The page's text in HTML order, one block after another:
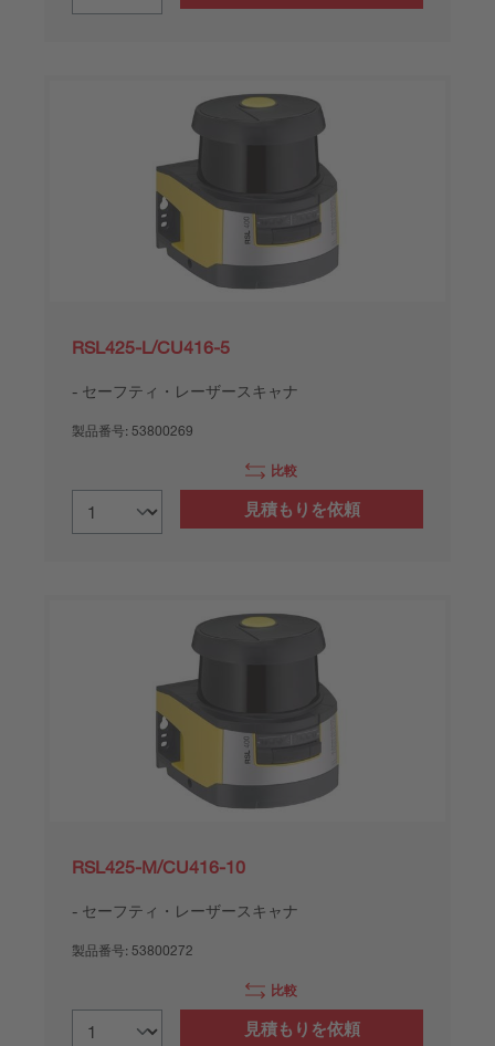
RSL425-L/CU416-5
セーフティ・レーザースキャナ
製品番号: 53800269
比較
見積もりを依頼
RSL425-M/CU416-10
セーフティ・レーザースキャナ
製品番号: 53800272
比較
見積もりを依頼